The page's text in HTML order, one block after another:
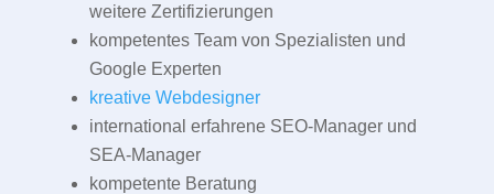
weitere Zertifizierungen
kompetentes Team von Spezialisten und
Google Experten
kreative Webdesigner
international erfahrene SEO-Manager und
SEA-Manager
kompetente Beratung